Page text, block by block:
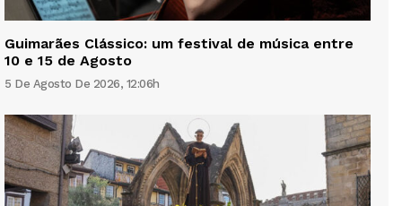
Guimarães Clássico: um festival de música entre
10 e 15 de Agosto
5 De Agosto De 2026, 12:06h